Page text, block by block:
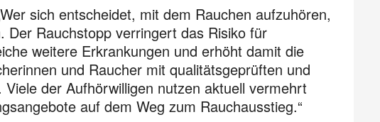
sich entscheidet, mit dem Rauchen aufzuhören,
Rauchstopp verringert das Risiko für
weitere Erkrankungen und erhöht damit die
und Raucher mit qualitätsgeprüften und
der Aufhör­willigen nutzen aktuell vermehrt
auf dem Weg zum Rauchausstieg.“